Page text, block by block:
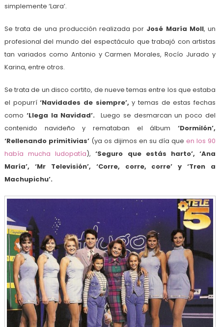
simplemente ‘Lara’.
Se trata de una producción realizada por José María Moll, un
profesional del mundo del espectáculo que trabajó con artistas
tan variados como Antonio y Carmen Morales, Rocío Jurado y
Karina, entre otros.
Se trata de un disco cortito, de nueve temas entre los que estaba
el popurrí‘Navidades de siempre’, y temas de estas fechas
como ‘Llega la Navidad’. Luego se desmarcan un poco del
contenido navideño y remataban el álbum ‘Dormilón’,
‘Rellenando primitivias’(ya os dijimos en su día que en los 90
había mucha ludopatía), ‘Seguro que estás harto’, ‘Ana
María’, ‘Mr Televisión’, ‘Corre, corre, corre’ y ‘Tren a
Machupichu’.